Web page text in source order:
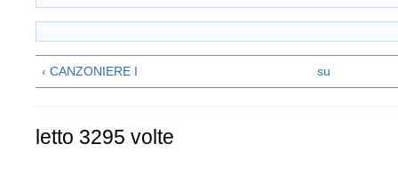
‹ CANZONIERE I su
letto 3295 volte